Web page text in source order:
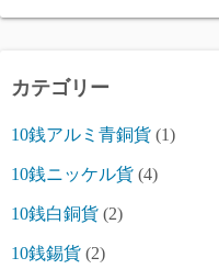
カテゴリー
10銭アルミ青銅貨 (1)
10銭ニッケル貨 (4)
10銭白銅貨 (2)
10銭錫貨 (2)